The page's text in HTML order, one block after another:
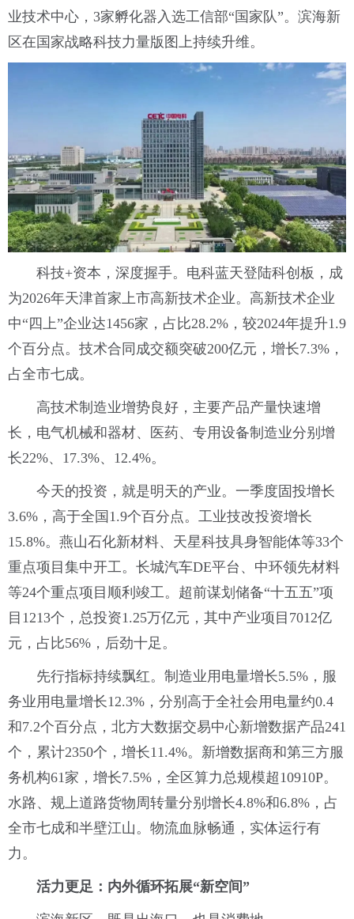
业技术中心，3家孵化器入选工信部“国家队”。滨海新
区在国家战略科技力量版图上持续升维。
科技+资本，深度握手。电科蓝天登陆科创板，成
为2026年天津首家上市高新技术企业。高新技术企业
中“四上”企业达1456家，占比28.2%，较2024年提升1.9
个百分点。技术合同成交额突破200亿元，增长7.3%，
占全市七成。
高技术制造业增势良好，主要产品产量快速增
长，电气机械和器材、医药、专用设备制造业分别增
长22%、17.3%、12.4%。
今天的投资，就是明天的产业。一季度固投增长
3.6%，高于全国1.9个百分点。工业技改投资增长
15.8%。燕山石化新材料、天星科技具身智能体等33个
重点项目集中开工。长城汽车DE平台、中环领先材料
等24个重点项目顺利竣工。超前谋划储备“十五五”项
目1213个，总投资1.25万亿元，其中产业项目7012亿
元，占比56%，后劲十足。
先行指标持续飘红。制造业用电量增长5.5%，服
务业用电量增长12.3%，分别高于全社会用电量约0.4
和7.2个百分点，北方大数据交易中心新增数据产品241
个，累计2350个，增长11.4%。新增数据商和第三方服
务机构61家，增长7.5%，全区算力总规模超10910P。
水路、规上道路货物周转量分别增长4.8%和6.8%，占
全市七成和半壁江山。物流血脉畅通，实体运行有
力。
活力更足：内外循环拓展“新空间”